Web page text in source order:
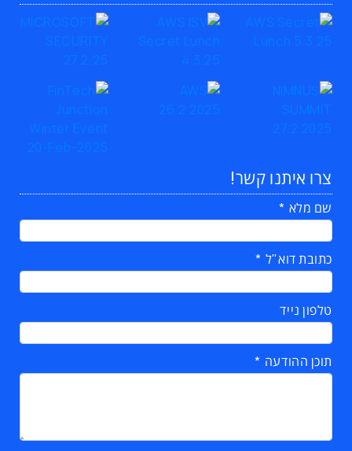
צרו איתנו קשר!
שם מלא
כתובת דוא"ל
טלפון נייד
תוכן ההודעה